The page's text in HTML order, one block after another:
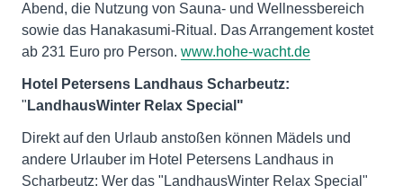
Abend, die Nutzung von Sauna- und Wellnessbereich
sowie das Hanakasumi-Ritual. Das Arrangement kostet
ab 231 Euro pro Person. www.hohe-wacht.de
Hotel Petersens Landhaus Scharbeutz:
" LandhausWinter Relax Special"
Direkt auf den Urlaub anstoßen können Mädels und
andere Urlauber im Hotel Petersens Landhaus in
Scharbeutz: Wer das "LandhausWinter Relax Special"